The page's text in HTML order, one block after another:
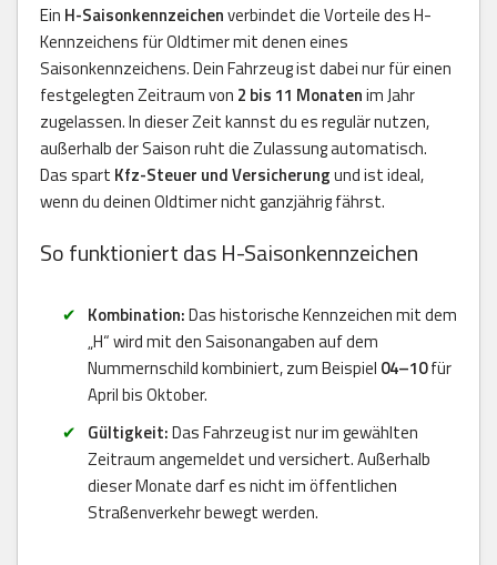
Ein H-Saisonkennzeichenverbindet die Vorteile des H-
Kennzeichens für Oldtimer mit denen eines
Saisonkennzeichens. Dein Fahrzeug ist dabei nur für einen
festgelegten Zeitraum von 2 bis 11 Monatenim Jahr
zugelassen. In dieser Zeit kannst du es regulär nutzen,
außerhalb der Saison ruht die Zulassung automatisch.
Das spart Kfz-Steuer und Versicherungund ist ideal,
wenn du deinen Oldtimer nicht ganzjährig fährst.
So funktioniert das H-Saisonkennzeichen
Kombination:Das historische Kennzeichen mit dem
„H“ wird mit den Saisonangaben auf dem
Nummernschild kombiniert, zum Beispiel 04–10für
April bis Oktober.
Gültigkeit:Das Fahrzeug ist nur im gewählten
Zeitraum angemeldet und versichert. Außerhalb
dieser Monate darf es nicht im öffentlichen
Straßenverkehr bewegt werden.